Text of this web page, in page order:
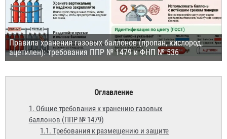
Правила хранения газовых баллонов (пропан, кислород,
ацетилен): требования ППР № 1479 и ФНП № 536
Оглавление
1. Общие требования к хранению газовых
баллонов (ППР № 1479)
1.1. Требования к размещению и защите